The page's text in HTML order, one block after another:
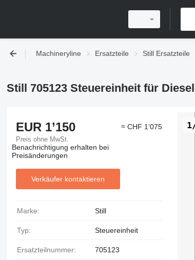
Machineryline Ersatzteile Still Ersatzteile
Still 705123 Steuereinheit für
EUR 1’150
Preis ohne MwSt.
≈ CHF 1’075
Benachrichtigung erhalten bei
Preisänderungen
Verkäufer kontaktieren
Marke: Still
Typ: Steuereinheit
Ersatzteilnummer: 705123